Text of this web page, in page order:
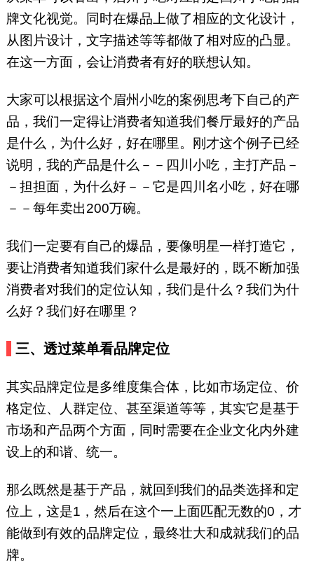
牌文化视觉。同时在爆品上做了相应的文化设计，
从图片设计，文字描述等等都做了相对应的凸显。
在这一方面，会让消费者有好的联想认知。
大家可以根据这个眉州小吃的案例思考下自己的产
品，我们一定得让消费者知道我们餐厅最好的产品
是什么，为什么好，好在哪里。刚才这个例子已经
说明，我的产品是什么－－四川小吃，主打产品－
－担担面，为什么好－－它是四川名小吃，好在哪
－－每年卖出200万碗。
我们一定要有自己的爆品，要像明星一样打造它，
要让消费者知道我们家什么是最好的，既不断加强
消费者对我们的定位认知，我们是什么？我们为什
么好？我们好在哪里？
三、透过菜单看品牌定位
其实品牌定位是多维度集合体，比如市场定位、价
格定位、人群定位、甚至渠道等等，其实它是基于
市场和产品两个方面，同时需要在企业文化内外建
设上的和谐、统一。
那么既然是基于产品，就回到我们的品类选择和定
位上，这是1，然后在这个一上面匹配无数的0，才
能做到有效的品牌定位，最终壮大和成就我们的品
牌。